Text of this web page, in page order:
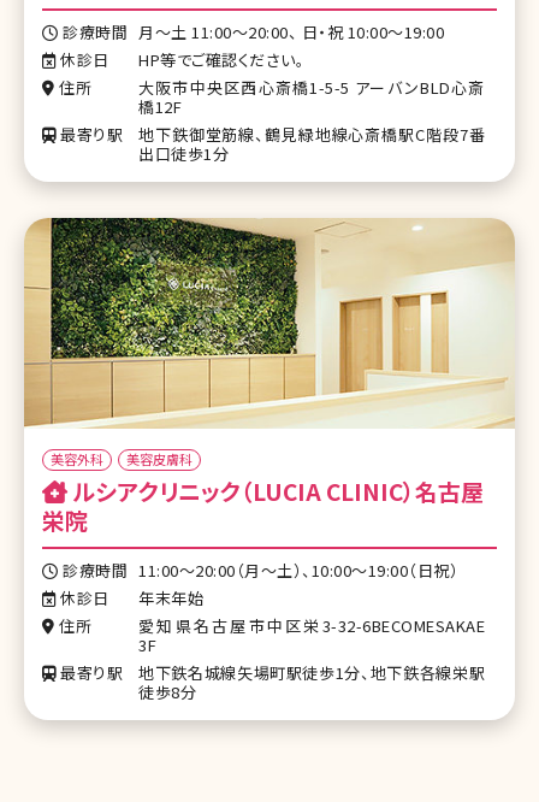
診療時間 月〜土 11:00～20:00、 日・祝 10:00～19:00
休診日
HP等でご確認ください。
住所
大阪市中央区西心斎橋1-5-5 アーバンBLD心斎
橋12F
最寄り駅
地下鉄御堂筋線、鶴見緑地線心斎橋駅C階段7番
出口徒歩1分
美容外科 美容皮膚科
栄院
診療時間 11:00～20:00（月～土）、10:00～19:00（日祝）
休診日
年末年始
住所
愛知県名古屋市中区栄3-32-6BECOMESAKAE
3F
最寄り駅
地下鉄名城線矢場町駅徒歩1分、地下鉄各線栄駅
徒歩8分